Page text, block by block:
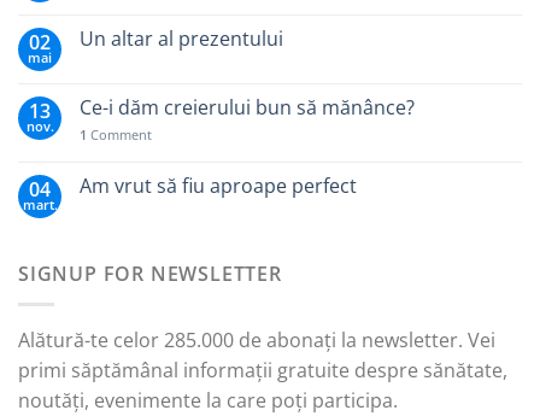
02
mai
Un altar al prezentului
13
nov.
Ce-i dăm creierului bun să mănânce?
1 Comment
04
mart.
Am vrut să fiu aproape perfect
SIGNUP FOR NEWSLETTER
Alătură-te celor 285.000 de abonați la newsletter. Vei
primi săptămânal informații gratuite despre sănătate,
noutăți, evenimente la care poți participa.